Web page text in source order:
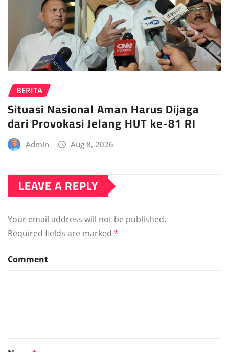
BERITA
Situasi Nasional Aman Harus Dijaga
dari Provokasi Jelang HUT ke-81 RI
Admin Aug 8, 2026
LEAVE A REPLY
Your email address will not be published.
Required fields are marked *
Comment